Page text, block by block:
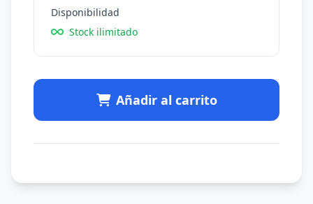
Disponibilidad
Stock ilimitado
Añadir al carrito